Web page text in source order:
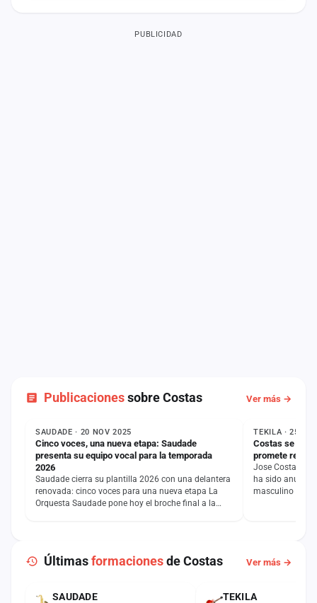
PUBLICIDAD
Publicacionessobre Costas Ver más →
NOTICIA
SAUDADE · 20 NOV 2025
Cinco voces, una nueva etapa: Saudade
presenta su equipo vocal para la temporada
2026
Saudade cierra su plantilla 2026 con una delantera
renovada: cinco voces para una nueva etapa La
Orquesta Saudade pone hoy el broche final a la
NOTICIA
TEKILA · 25
Costas se une
promete
Jose Costas,
ha sido
masculino del
Últimasformacionesde Costas Ver más →
ACTUALSAUDADE TEKILA